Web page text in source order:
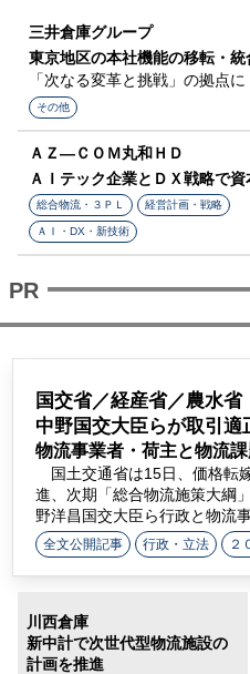
三井倉庫グループ
東京地区の本社機能の移転・統
「次なる変革と挑戦」の拠点に
その他
ＡＺ―ＣＯＭ丸和ＨＤ
ＡＩテック企業とＤＸ戦略で資
総合物流・３ＰＬ 経営計画・戦略
ＡＩ・DX・新技術
国交省／経産省
中野国交大臣らが取引適
物流事業者・荷主と物流
国土交通省は15日、価格転
進、次期「総合物流施策大綱
野洋昌国交大臣ら行政と物流
全文公開記事 行政・立法 ２
川西倉庫
新中計で次世代型物流施設の
計画を推進